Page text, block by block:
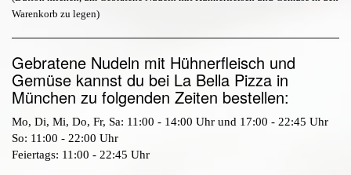
Warenkorb zu legen)
Gebratene Nudeln mit Hühnerfleisch und
Gemüse kannst du bei La Bella Pizza in
München zu folgenden Zeiten bestellen:
Mo, Di, Mi, Do, Fr, Sa: 11:00 - 14:00 Uhr und 17:00 - 22:45 Uhr
So: 11:00 - 22:00 Uhr
Feiertags: 11:00 - 22:45 Uhr